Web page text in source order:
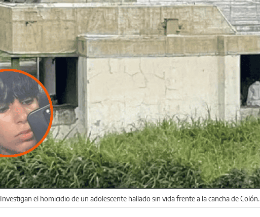
Investigan el homicidio de un adolescente hallado sin vida frente a la cancha de Colón.